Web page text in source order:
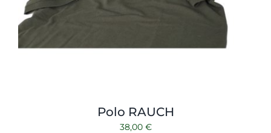
Polo RAUCH
38,00 €